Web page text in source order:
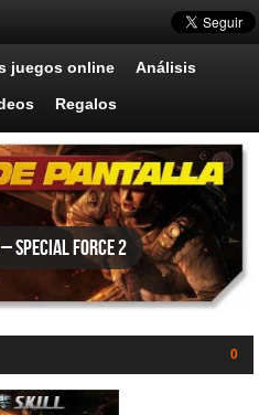
juegos online Análisis
Regalos
Special Force 2
0